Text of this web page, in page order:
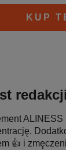
KUP
👍 i